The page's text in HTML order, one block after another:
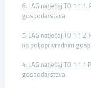
6. LAG natječaj TO
gospodarstava
5. LAG natječaj TO
na poljoprivrednim
4. LAG natječaj TO
gospodarstava